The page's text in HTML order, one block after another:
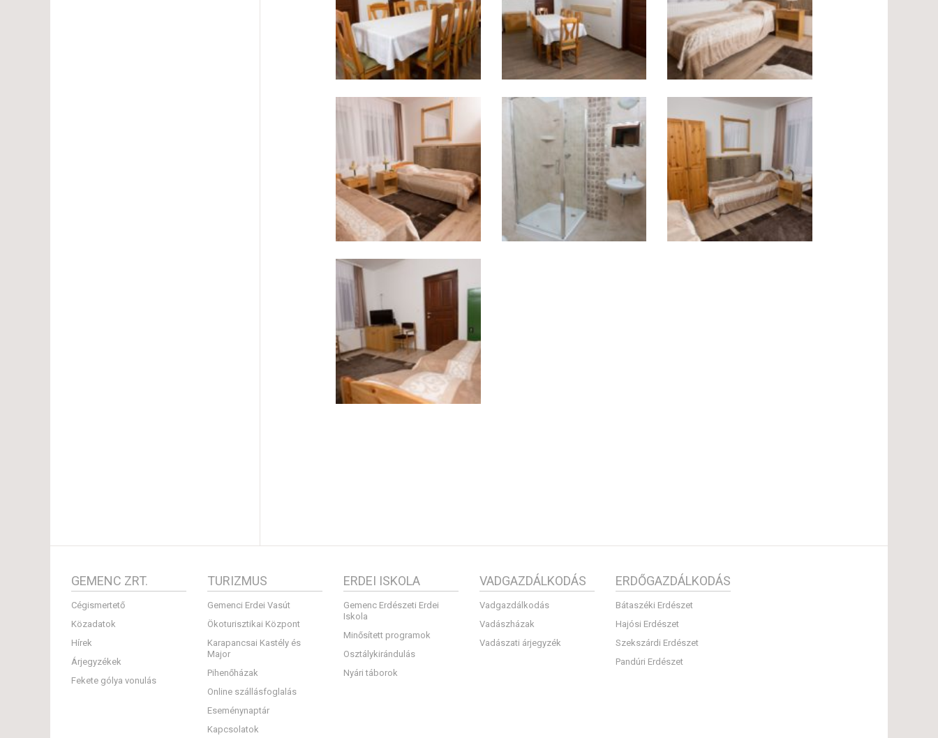
GEMENC ZRT.
Cégismertető
Közadatok
Hírek
Árjegyzékek
Fekete gólya vonulás
TURIZMUS
Gemenci Erdei Vasút
Ökoturisztikai Központ
Karapancsai Kastély és
Major
Pihenőházak
Online szállásfoglalás
Eseménynaptár
Kapcsolatok
ERDEI ISKOLA
Gemenc Erdészeti Erdei
Iskola
Minősített programok
Osztálykirándulás
Nyári táborok
VADGAZDÁLKODÁS
Vadgazdálkodás
Vadászházak
Vadászati árjegyzék
ERDŐGAZDÁLKODÁS
Bátaszéki Erdészet
Hajósi Erdészet
Szekszárdi Erdészet
Pandúri Erdészet